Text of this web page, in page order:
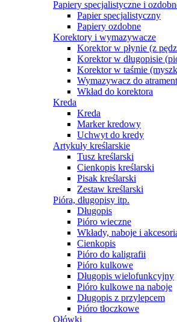
Papiery specjalistyczne i
Papier specjalistyczny
Papiery ozdobne
Korektory i wymazywacze
Korektor w płynie (z
Korektor w długopisie
Korektor w taśmie
Wymazywacz do
Wkład do korektora
Kreda
Kreda
Marker kredowy
Uchwyt do kredy
Artykuły kreślarskie
Tusz kreślarski
Cienkopis kreślarski
Pisak kreślarski
Zestaw kreślarski
Pióra, długopisy itp.
Długopis
Pióro wieczne
Wkłady, naboje i
Cienkopis
Pióro do kaligrafii
Pióro kulkowe
Długopis wielofunkcyjny
Pióro kulkowe na naboje
Długopis z przylepcem
Pióro tłoczkowe
Ołówki